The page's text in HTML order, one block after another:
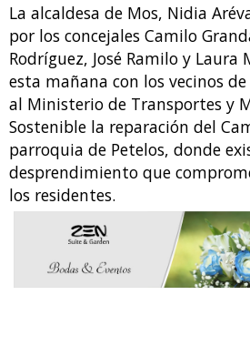
La alcaldesa de Mos, Nidia
por los concejales Camilo
Rodríguez, José Ramilo y Laura
esta mañana con los vecinos
al Ministerio de Transportes y
Sostenible la reparación del
parroquia de Petelos, donde
desprendimiento que
los residentes.